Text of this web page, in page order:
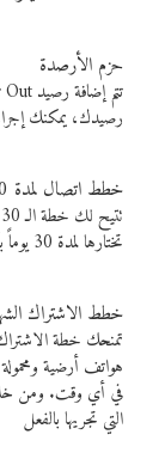
حزم الأرصدة
رصيدك، يمكنك إجراء
خطط اتصال لمدة 30 يومًا
تختارها لمدة 30 يوماً بأسعار فايبر المنخفضة.
خطط الاشتراك
تمنحك خطة الاشتراك
هواتف أرضية
في أي وقت. ومن
التي تجريها بالفعل